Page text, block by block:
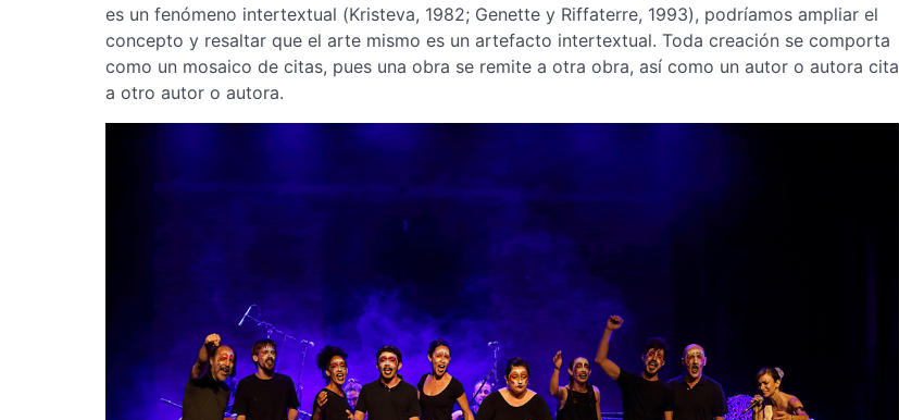
es un fenómeno intertextual (Kristeva, 1982; Genette y Riffaterre, 1993), podríamos ampliar el
concepto y resaltar que el arte mismo es un artefacto intertextual. Toda creación se comporta
como un mosaico de citas, pues una obra se remite a otra obra, así como un autor o autora cita
a otro autor o autora.